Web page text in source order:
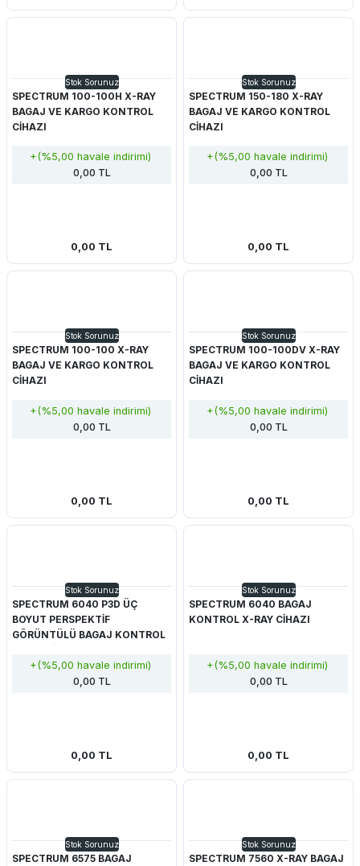
Stok Sorunuz
SPECTRUM 100-100H X-RAY
BAGAJ VE KARGO KONTROL
CİHAZI
+(%5,00 havale indirimi)
0,00 TL
0,00 TL
Stok Sorunuz
SPECTRUM 150-180 X-RAY
BAGAJ VE KARGO KONTROL
CİHAZI
+(%5,00 havale indirimi)
0,00 TL
0,00 TL
Stok Sorunuz
SPECTRUM 100-100 X-RAY
BAGAJ VE KARGO KONTROL
CİHAZI
+(%5,00 havale indirimi)
0,00 TL
0,00 TL
Stok Sorunuz
SPECTRUM 100-100DV X-RAY
BAGAJ VE KARGO KONTROL
CİHAZI
+(%5,00 havale indirimi)
0,00 TL
0,00 TL
Stok Sorunuz
SPECTRUM 6040 P3D ÜÇ
BOYUT PERSPEKTİF
GÖRÜNTÜLÜ BAGAJ KONTROL
+(%5,00 havale indirimi)
0,00 TL
0,00 TL
Stok Sorunuz
SPECTRUM 6040 BAGAJ
KONTROL X-RAY CİHAZI
+(%5,00 havale indirimi)
0,00 TL
0,00 TL
Stok Sorunuz
SPECTRUM 6575 BAGAJ
Stok Sorunuz
SPECTRUM 7560 X-RAY BAGAJ